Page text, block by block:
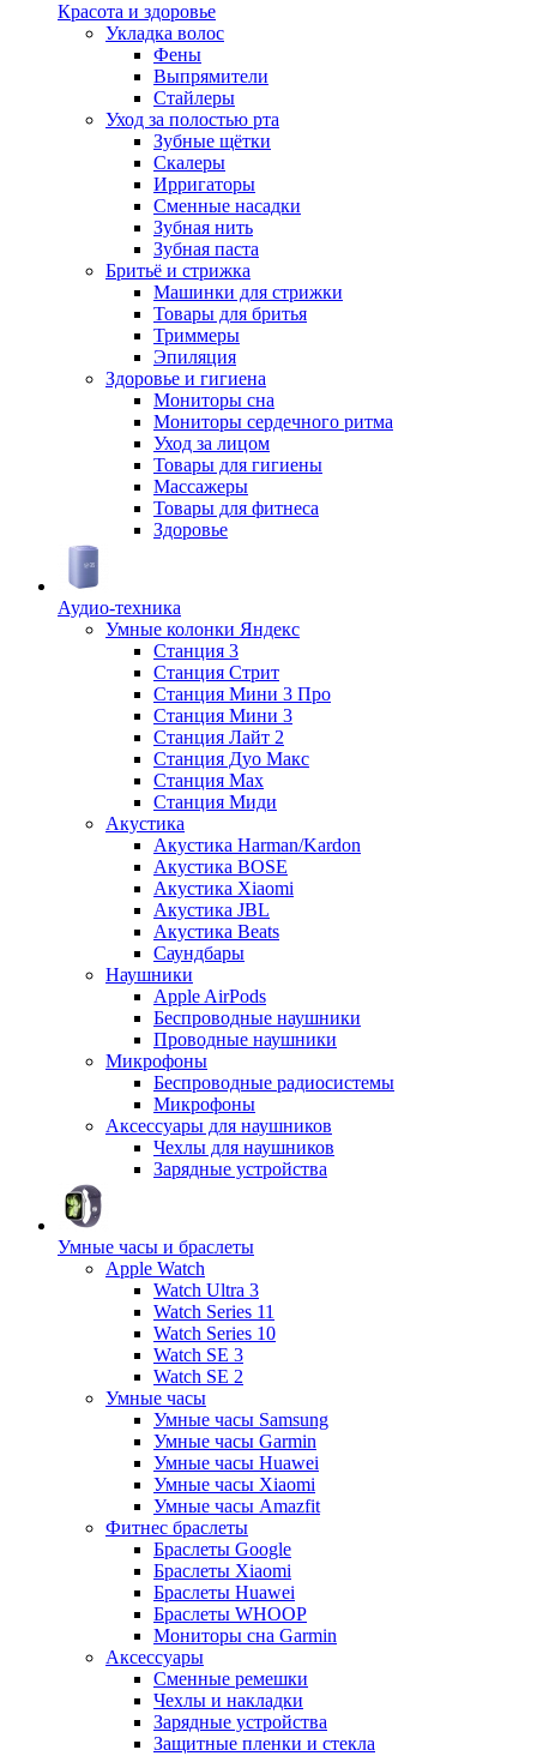
Красота и здоровье
Укладка волос
Фены
Выпрямители
Стайлеры
Уход за полостью рта
Зубные щётки
Скалеры
Ирригаторы
Сменные насадки
Зубная нить
Зубная паста
Бритьё и стрижка
Машинки для стрижки
Товары для бритья
Триммеры
Эпиляция
Здоровье и гигиена
Мониторы сна
Мониторы сердечного ритма
Уход за лицом
Товары для гигиены
Массажеры
Товары для фитнеса
Здоровье
Аудио-техника
Умные колонки Яндекс
Станция 3
Станция Стрит
Станция Мини 3 Про
Станция Мини 3
Станция Лайт 2
Станция Дуо Макс
Станция Max
Станция Миди
Акустика
Акустика Harman/Kardon
Акустика BOSE
Акустика Xiaomi
Акустика JBL
Акустика Beats
Саундбары
Наушники
Apple AirPods
Беспроводные наушники
Проводные наушники
Микрофоны
Беспроводные радиосистемы
Микрофоны
Аксессуары для наушников
Чехлы для наушников
Зарядные устройства
Умные часы и браслеты
Apple Watch
Watch Ultra 3
Watch Series 11
Watch Series 10
Watch SE 3
Watch SE 2
Умные часы
Умные часы Samsung
Умные часы Garmin
Умные часы Huawei
Умные часы Xiaomi
Умные часы Amazfit
Фитнес браслеты
Браслеты Google
Браслеты Xiaomi
Браслеты Huawei
Браслеты WHOOP
Мониторы сна Garmin
Аксессуары
Сменные ремешки
Чехлы и накладки
Зарядные устройства
Защитные пленки и стекла